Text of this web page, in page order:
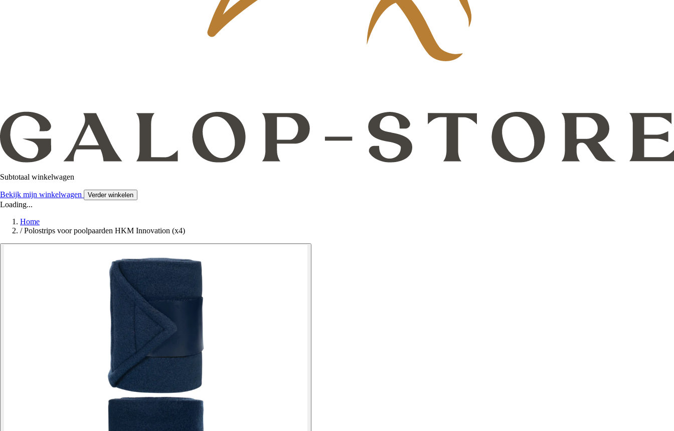
Subtotaal winkelwagen
Bekijk mijn winkelwagen Verder winkelen
Loading...
Home
/ Polostrips voor poolpaarden HKM Innovation (x4)